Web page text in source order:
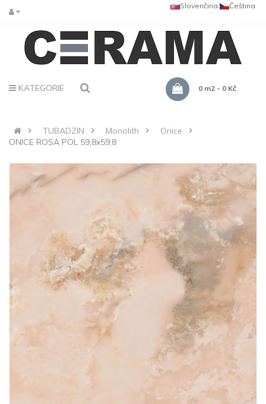
Čeština
Slovenčina
KATEGORIE 0 m2 - 0 Kč
TUBADZIN Monolith
Onice
ONICE ROSA POL 59,8x59,8